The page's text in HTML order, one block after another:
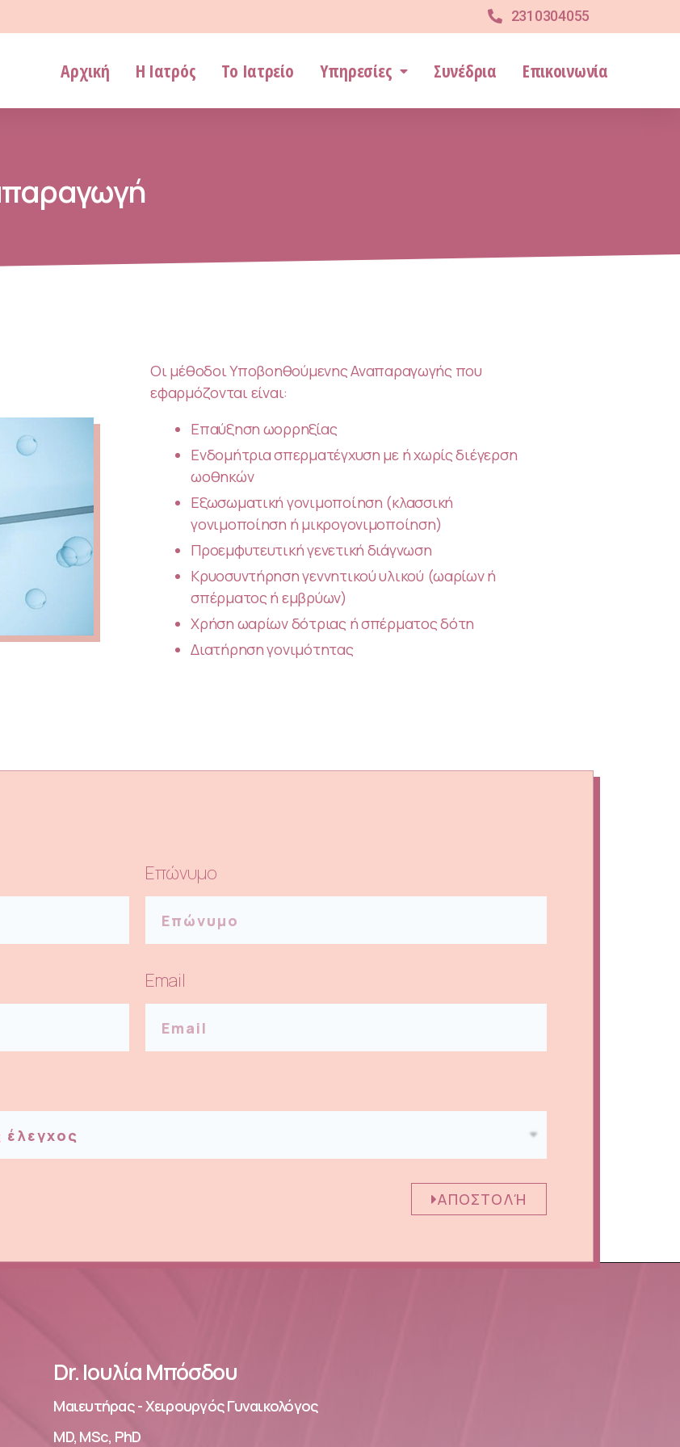
2310304055
Αρχική Η Ιατρός Το Ιατρείο Υπηρεσίες Συνέδρια Επικοινωνία
Οι μέθοδοι Υποβοηθούμενης Αναπαραγωγής που
εφαρμόζονται είναι:
Επαύξηση ωορρηξίας
Ενδομήτρια σπερματέγχυση με ή χωρίς διέγερση
ωοθηκών
Εξωσωματική γονιμοποίηση (κλασσική
γονιμοποίηση ή μικρογονιμοποίηση)
Προεμφυτευτική γενετική διάγνωση
Κρυοσυντήρηση γεννητικού υλικού (ωαρίων ή
σπέρματος ή εμβρύων)
Χρήση ωαρίων δότριας ή σπέρματος δότη
Διατήρηση γονιμότητας
Επώνυμο
Email
ΑΠΟΣΤΟΛΉ
Dr. Ιουλία Μπόσδου
Μαιευτήρας - Χειρουργός Γυναικολόγος
MD, MSc, PhD